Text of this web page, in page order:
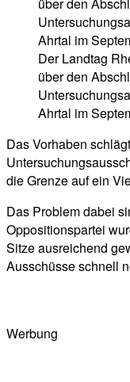
Der Landtag
über den
Ahrtal im
Das Vorhaben
die Grenze auf ein
Das Problem dabei
Oppositionspartei
Sitze ausreichend
Ausschüsse schnell
Werbung